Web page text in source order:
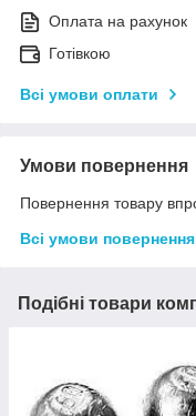
Оплата на рахунок
Готівкою
Всі умови оплати
Умови повернення
Повернення товару
Всі умови повернення
Подібні товари